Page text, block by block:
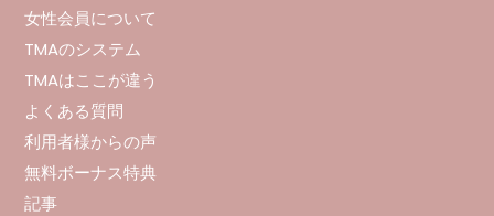
女性会員について
TMAのシステム
TMAはここが違う
よくある質問
利用者様からの声
無料ボーナス特典
記事